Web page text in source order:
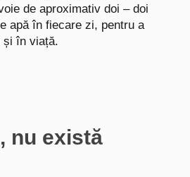
de aproximativ doi – doi
apă în fiecare zi, pentru a
și în viață.
nu există